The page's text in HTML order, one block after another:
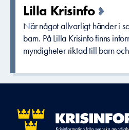
Lilla Krisinfo
När något allvarligt händer i
barn. På Lilla Krisinfo finns
myndigheter riktad till barn